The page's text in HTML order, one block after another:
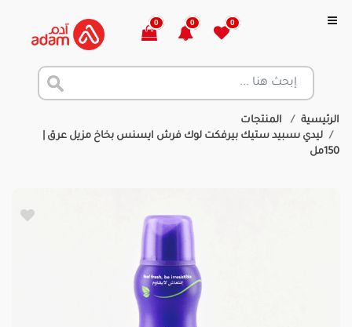
0
0
0
الرئيسية
المنتجات
ليدي ىسبيد ستيك بيرفكت لوك فرش ايسنس بخاخ مزيل عرق |
150مل